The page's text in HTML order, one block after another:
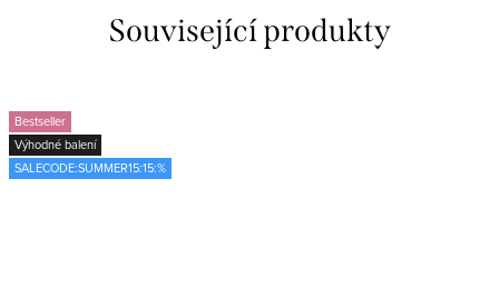
Související produkty
Bestseller
Výhodné balení
SALECODE:SUMMER15:15:%